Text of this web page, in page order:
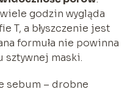
godzin wygląda
T, a błyszczenie jest
formuła nie powinna
sztywnej maski.
sebum – drobne